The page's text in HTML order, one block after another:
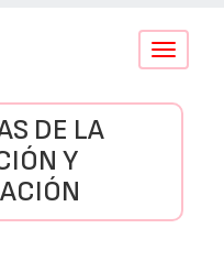
Conmutar
DE LA
Y